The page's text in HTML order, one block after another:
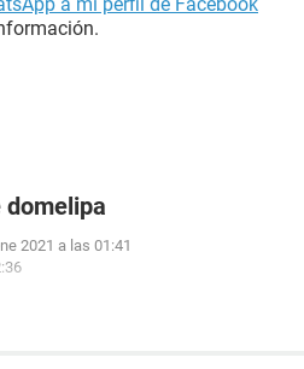
domelipa
2021 a las 01:41